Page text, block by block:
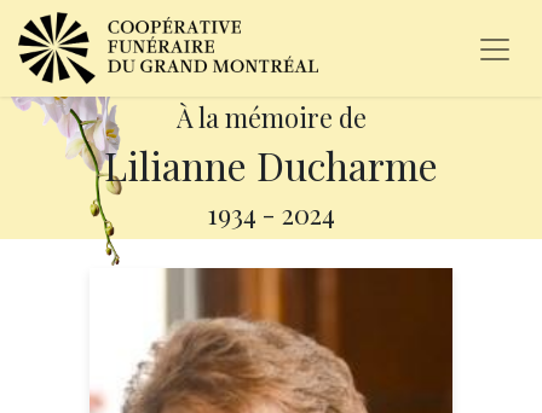
À la mémoire de
Lilianne Ducharme
1934 - 2024